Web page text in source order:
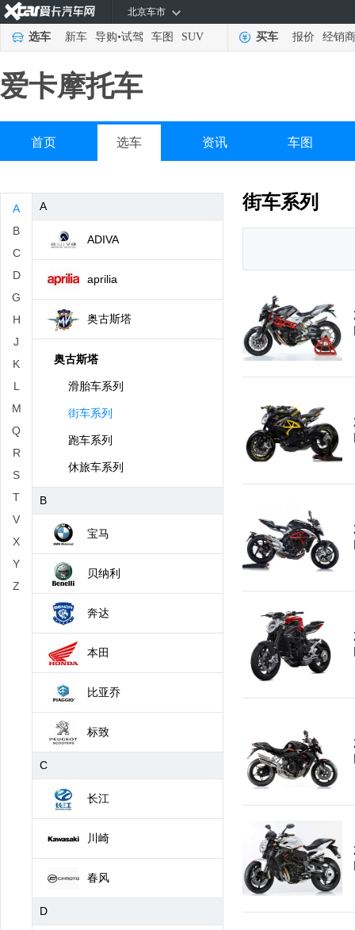
北京车市
选车 新车 导购•试驾 车图 SUV 买车 报价 经销商
爱卡摩托车
首页 选车 资讯 车图
A
B
C
D
G
H
J
K
L
M
Q
R
S
T
V
X
Y
Z
A
ADIVA
aprilia
奥古斯塔
奥古斯塔
滑胎车系列
街车系列
跑车系列
休旅车系列
B
宝马
贝纳利
奔达
本田
比亚乔
标致
C
长江
川崎
春风
D
街车系列